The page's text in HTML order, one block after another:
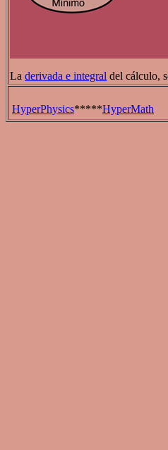
La derivada e integral del cálculo,
HyperPhysics*****HyperMath